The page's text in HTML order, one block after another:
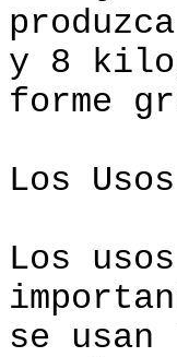
y 8
forme
Los
Los
se